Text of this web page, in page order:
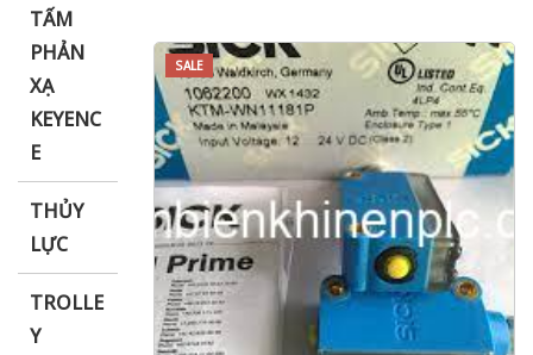
TẤM
PHẢN
XẠ
KEYENC
E
THỦY
LỰC
TROLLE
Y
SALE